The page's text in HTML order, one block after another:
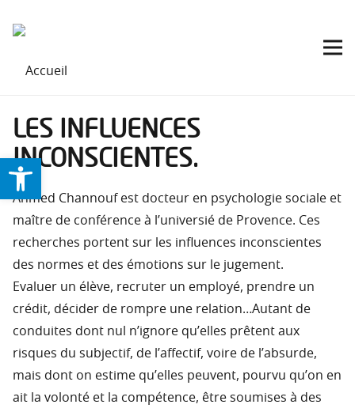
LES INFLUENCES
INCONSCIENTES.
Ahmed Channouf est docteur en psychologie sociale et
maître de conférence à l’universié de Provence. Ces
recherches portent sur les influences inconscientes
des normes et des émotions sur le jugement.
Evaluer un élève, recruter un employé, prendre un
crédit, décider de rompre une relation…Autant de
conduites dont nul n’ignore qu’elles prêtent aux
risques du subjectif, de l’affectif, voire de l’absurde,
mais dont on estime qu’elles peuvent, pourvu qu’on en
ait la volonté et la compétence, être soumises à des
Ouvrir la barre d’outils